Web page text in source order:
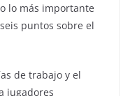
lo más importante
puntos sobre el
de trabajo y el
jugadores